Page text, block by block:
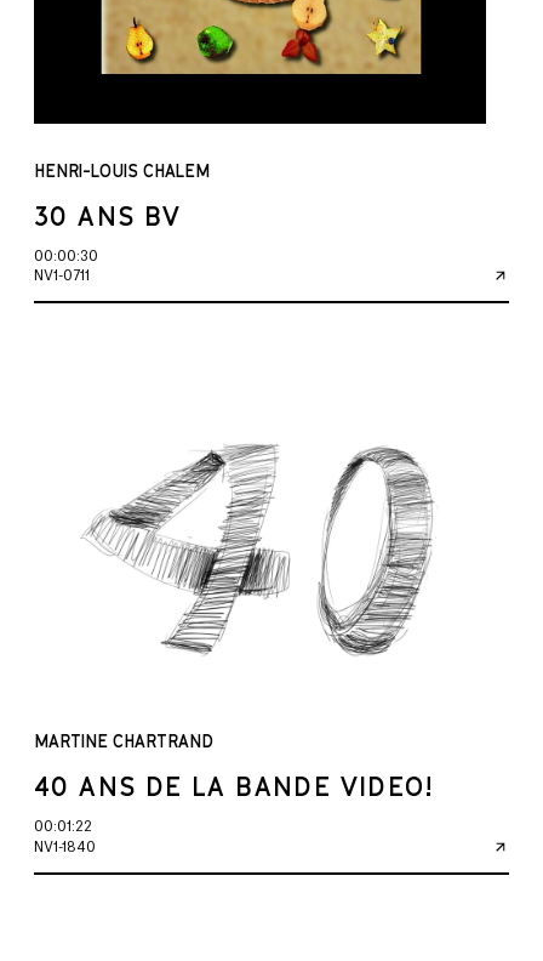
HENRI-LOUIS CHALEM
30 ANS BV
00:00:30
NV1-0711
MARTINE CHARTRAND
40 ANS DE LA BANDE VIDEO!
00:01:22
NV1-1840